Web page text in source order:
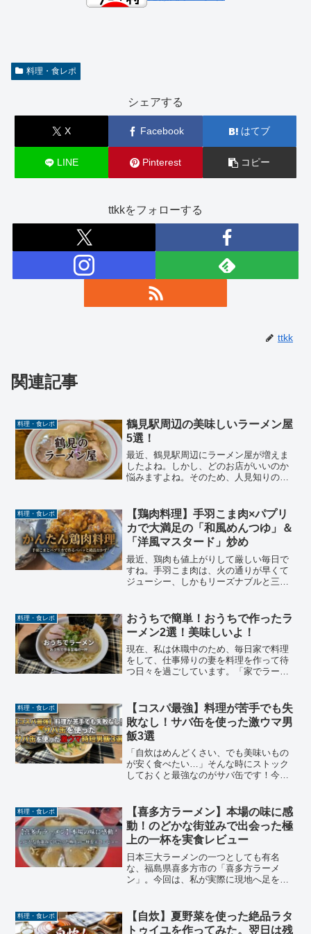
料理・食レポ
シェアする
X Facebook はてブ
LINE Pinterest コピー
ttkkをフォローする
ttkk
関連記事
料理・食レポ
鶴見駅周辺の美味しいラーメン屋
5選！
最近、鶴見駅周辺にラーメン屋が増えま
したよね。しかし、どのお店がいいのか
悩みますよね。そのため、人見知りの私
きます。気になる店がありましたら行っ
てみて下さい。初めて鶴...
料理・食レポ
【鶏肉料理】手羽こま肉×パプリ
カで大満足の「和風めんつゆ」＆
「洋風マスタード」炒め
最近、鶏肉も値上がりして厳しい毎日で
すね。手羽こま肉は、火の通りが早くて
ジューシー、しかもリーズナブルと三拍
丁を出す手間にサヨナラできるのも嬉し
いポイントですよね。ビッ...
料理・食レポ
おうちで簡単！おうちで作ったラ
ーメン2選！美味しいよ！
現在、私は休職中のため、毎日家で料理
をして、仕事帰りの妻を料理を作って待
つ日々を過ごしています。「家でラーメ
思ったより簡単に、お店のような味を作
ることができます！今回は最近私...
料理・食レポ
【コスパ最強】料理が苦手でも失
敗なし！サバ缶を使った激ウマ男
飯3選
「自炊はめんどくさい、でも美味いもの
が安く食べたい…」そんな時にストック
しておくと最強なのがサバ缶です！今回
なった簡単すぎるサバ缶料理を3つ厳選し
て紹介します。私のよう...
料理・食レポ
【喜多方ラーメン】本場の味に感
動！のどかな街並みで出会った極
上の一杯を実食レビュー
日本三大ラーメンの一つとしても有名
な、福島県喜多方市の「喜多方ラーメ
ン」。今回は、私が実際に現地へ足を運
どかな街並みを楽しみながら味わう本場
の味は、わざわざ車を走らせて...
料理・食レポ
【自炊】夏野菜を使った絶品ラタ
トゥイユを作ってみた。翌日は残